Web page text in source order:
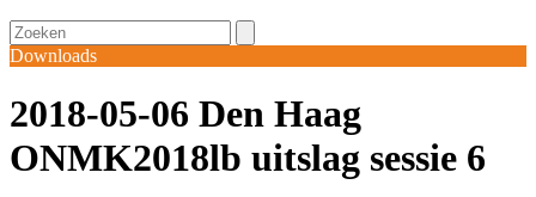
Open
mobile
menu
Close
mobile
menu
Search
Downloads
2018-05-06 Den Haag
ONMK2018lb uitslag sessie 6